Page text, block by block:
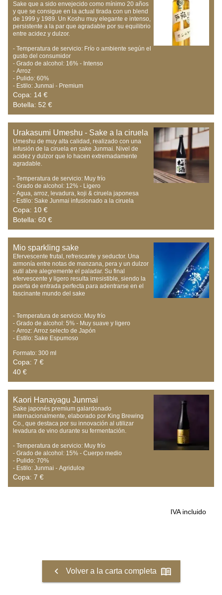
Sake que a sido envejecido como mínimo 20 años
y que se consigue en la actual tirada con un blend
de 1999 y 1989. Un Koshu muy elegante e intenso,
persistente a la par que agradable por su equilibrio
entre acidez y dulzor.
- Temperatura de servicio: Frío o ambiente según el
gusto del consumidor
- Grado de alcohol: 16% - Intenso
- Arroz
- Pulido: 60%
- Estilo: Junmai - Premium
Copa: 14 €
Botella: 52 €
Urakasumi Umeshu - Sake a la ciruela
Umeshu de muy alta calidad, realizado con una
infusión de la ciruela en sake Junmai. Nivel de
acidez y dulzor que lo hacen extremadamente
agradable.
- Temperatura de servicio: Muy frío
- Grado de alcohol: 12% - Ligero
- Agua, arroz, levadura, koji & ciruela japonesa
- Estilo: Sake Junmai infusionado a la ciruela
Copa: 10 €
Botella: 60 €
Mio sparkling sake
Efervescente frutal, refrescante y seductor. Una
armonía entre notas de manzana, pera y un dulzor
sutil abre alegremente el paladar. Su final
efervescente y ligero resulta irresistible, siendo la
puerta de entrada perfecta para adentrarse en el
fascinante mundo del sake
- Temperatura de servicio: Muy frío
- Grado de alcohol: 5% - Muy suave y ligero
- Arroz: Arroz selecto de Japón
- Estilo: Sake Espumoso
Formato: 300 ml
Copa: 7 €
40 €
Kaori Hanayagu Junmai
Sake japonés premium galardonado
internacionalmente, elaborado por King Brewing
Co., que destaca por su innovación al utilizar
levadura de vino durante su fermentación.
- Temperatura de servicio: Muy frío
- Grado de alcohol: 15% - Cuerpo medio
- Pulido: 70%
- Estilo: Junmai - Agridulce
Copa: 7 €
IVA incluido
Volver a la carta completa